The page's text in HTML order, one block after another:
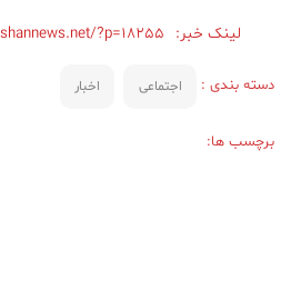
لینک خبر: ?p=18255
دسته بندی : اجتماعی اخبار
برچسب ها: